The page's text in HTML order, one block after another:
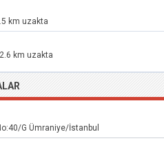
km uzakta
km uzakta
G Ümraniye/İstanbul